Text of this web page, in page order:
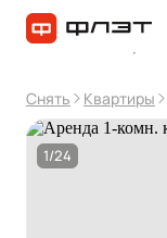
Снять Квартиры
1/24